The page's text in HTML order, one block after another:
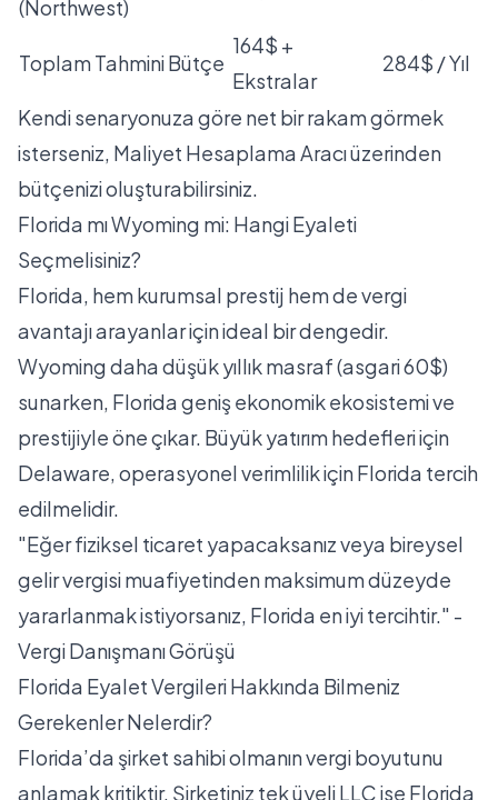
(Northwest)
Toplam Tahmini Bütçe
164$ +
Ekstralar
284$ / Yıl
Kendi senaryonuza göre net bir rakam görmek
isterseniz, Maliyet Hesaplama Aracıüzerinden
bütçenizi oluşturabilirsiniz.
Florida mı Wyoming mi: Hangi Eyaleti
Seçmelisiniz?
Florida, hem kurumsal prestij hem de vergi
avantajı arayanlar için ideal bir dengedir.
Wyoming daha düşük yıllık masraf (asgari 60$)
sunarken, Florida geniş ekonomik ekosistemi ve
prestijiyle öne çıkar. Büyük yatırım hedefleri için
Delaware, operasyonel verimlilik için Florida tercih
edilmelidir.
"Eğer fiziksel ticaret yapacaksanız veya bireysel
gelir vergisi muafiyetinden maksimum düzeyde
yararlanmak istiyorsanız, Florida en iyi tercihtir." -
Vergi Danışmanı Görüşü
Florida Eyalet Vergileri Hakkında Bilmeniz
Gerekenler Nelerdir?
Florida’da şirket sahibi olmanın vergi boyutunu
anlamak kritiktir. Şirketiniz tek üyeli LLC ise Florida